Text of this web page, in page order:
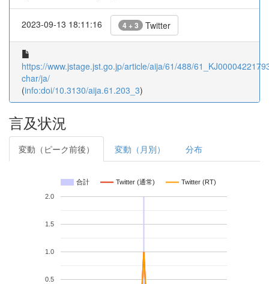
2023-09-13 18:11:16 4 + 3 Twitter
https://www.jstage.jst.go.jp/article/aija/61/488/
char/ja/
(info:doi/10.3130/aija.61.203_3)
言及状況
変動（ピーク前後） 変動（月別） 分布
合計 Twitter (通常) Twitter (RT)
0.5
1.0
1.5
2.0